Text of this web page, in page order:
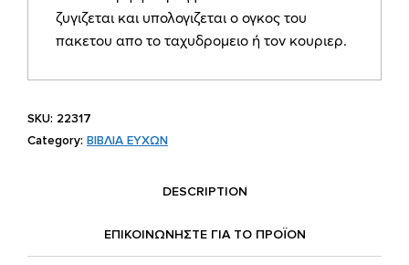
ζυγιζεται και υπολογιζεται ο ογκος του
πακετου απο το ταχυδρομειο ή τον κουριερ.
SKU: 22317
Category: ΒΙΒΛΙΑ ΕΥΧΩΝ
DESCRIPTION
ΕΠΙΚΟΙΝΩΝΗΣΤΕ ΓΙΑ ΤΟ ΠΡΟΪOΝ